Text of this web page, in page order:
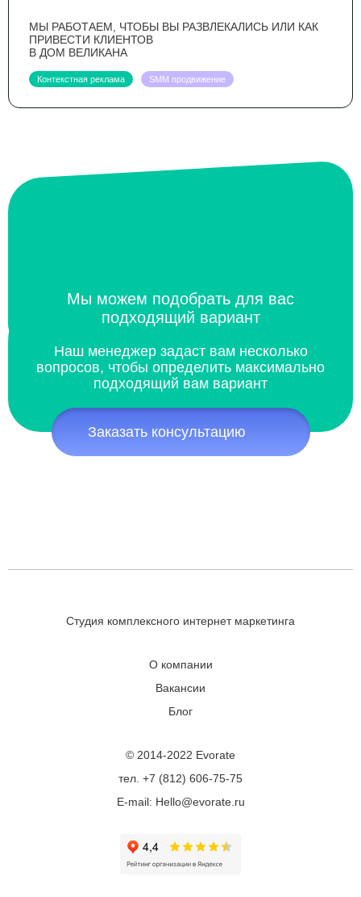
МЫ РАБОТАЕМ, ЧТОБЫ ВЫ РАЗВЛЕКАЛИСЬ ИЛИ КАК
ПРИВЕСТИ КЛИЕНТОВ
В ДОМ ВЕЛИКАНА
Контекстная реклама SMM продвижение
Мы можем подобрать для вас
подходящий вариант
Наш менеджер задаст вам несколько
вопросов, чтобы определить максимально
подходящий вам вариант
Заказать консультацию
Студия комплексного интернет маркетинга
О компании
Вакансии
Блог
© 2014-2022 Evorate
тел. +7 (812) 606-75-75
E-mail: Hello@evorate.ru